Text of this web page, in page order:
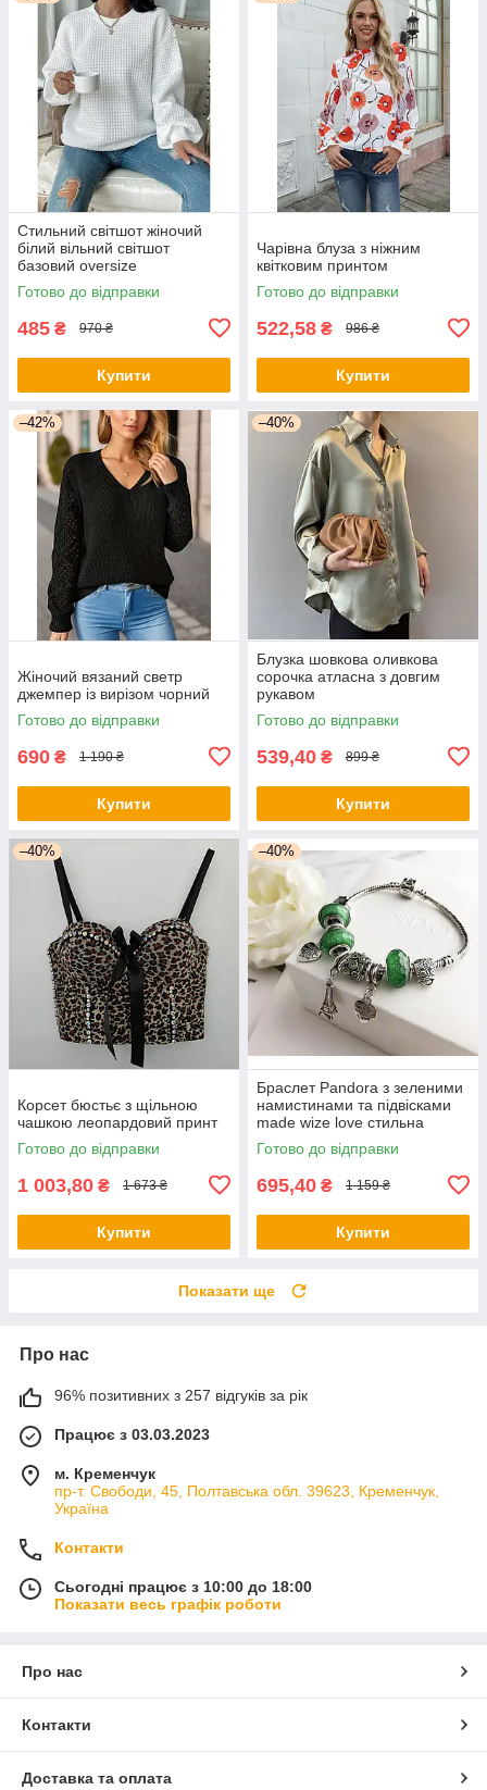
Стильний світшот жіночий
білий вільний світшот
базовий oversize
Готово до відправки
485 ₴ 970 ₴
Купити
Чарівна блуза з ніжним
квітковим принтом
Готово до відправки
522,58 ₴ 986 ₴
Купити
–42%
Жіночий вязаний светр
джемпер із вирізом чорний
Готово до відправки
690 ₴ 1 190 ₴
Купити
–40%
Блузка шовкова оливкова
сорочка атласна з довгим
рукавом
Готово до відправки
539,40 ₴ 899 ₴
Купити
–40%
Корсет бюстьє з щільною
чашкою леопардовий принт
Готово до відправки
1 003,80 ₴ 1 673 ₴
Купити
–40%
Браслет Pandora з зеленими
намистинами та підвісками
made wize love стильна
прикраса
Готово до відправки
695,40 ₴ 1 159 ₴
Купити
Показати ще
Про нас
96% позитивних з 257 відгуків за рік
Працює з 03.03.2023
м. Кременчук
пр-т. Свободи, 45, Полтавська обл. 39623, Кременчук,
Україна
Контакти
Сьогодні працює з 10:00 до 18:00
Показати весь графік роботи
Про нас
Контакти
Доставка та оплата